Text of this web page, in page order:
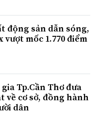
động sản dẫn sóng,
vượt mốc 1.770 điểm
Tp.Cần Thơ đưa
về cơ sở, đồng hành
dân